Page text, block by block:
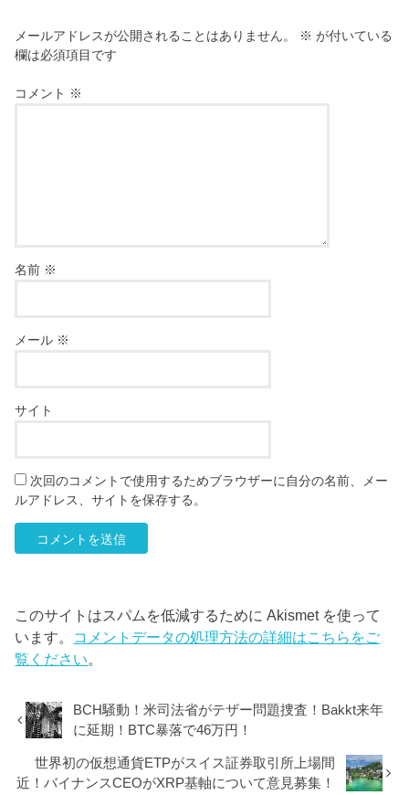
メールアドレスが公開されることはありません。 ※ が付いている
欄は必須項目です
コメント ※
名前 ※
メール ※
サイト
次回のコメントで使用するためブラウザーに自分の名前、メー
ルアドレス、サイトを保存する。
このサイトはスパムを低減するために Akismet を使って
います。 コメントデータの処理方法の詳細はこちらをご
覧ください。
BCH騒動！米司法省がテザー問題捜査！Bakkt来年
に延期！BTC暴落で46万円！
世界初の仮想通貨ETPがスイス証券取引所上場間
近！バイナンスCEOがXRP基軸について意見募集！